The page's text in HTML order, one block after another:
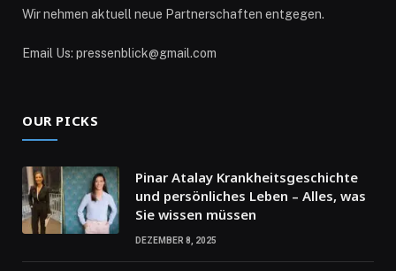
Wir nehmen aktuell neue Partnerschaften entgegen.
Email Us: pressenblick@gmail.com
OUR PICKS
Pinar Atalay Krankheitsgeschichte
und persönliches Leben – Alles, was
Sie wissen müssen
DEZEMBER 8, 2025